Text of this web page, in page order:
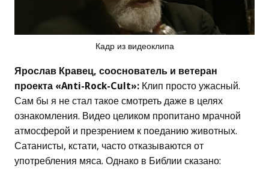
Кадр из видеоклипа
Ярослав Кравец, сооснователь и ветеран
проекта «Anti-Rock-Cult»: Клип просто ужасный.
Сам бы я не стал такое смотреть даже в целях
ознакомления. Видео целиком пропитано мрачной
атмосферой и презрением к поеданию животных.
Сатанисты, кстати, часто отказываются от
употребления мяса. Однако в Библии сказано: